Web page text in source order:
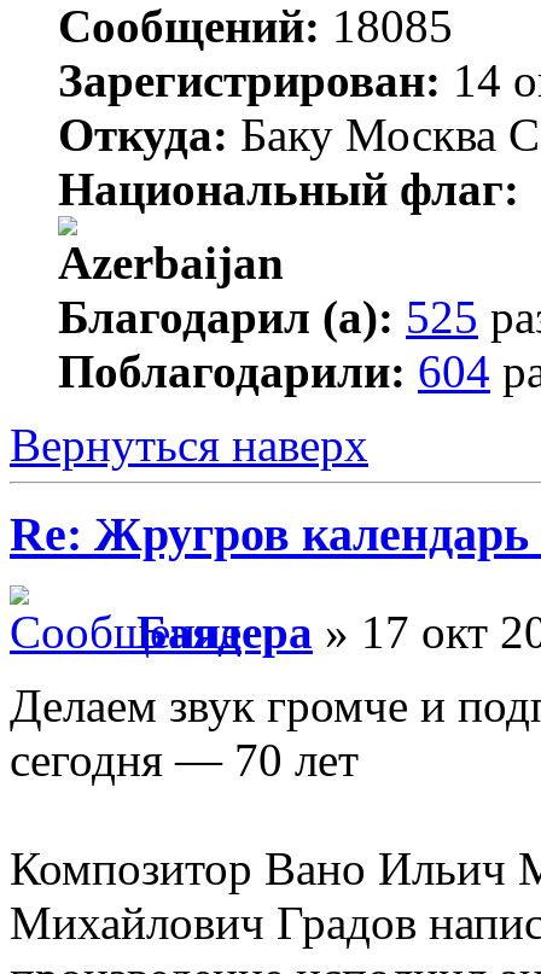
Сообщений: 18085
Зарегистрирован: 14
Откуда: Баку Москва
Национальный флаг:
Благодарил (а): 525
Поблагодарили: 604
Вернуться наверх
Re: Жругров календарь
Баядера » 17 окт
Делаем звук громче и
сегодня — 70 лет
Композитор Вано Ильич
Михайлович Градов